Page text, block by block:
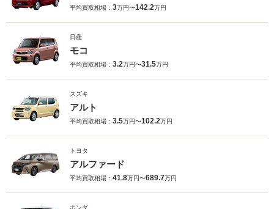
平均買取相場： 3万円〜142.2万円
日産
モコ
平均買取相場： 3.2万円〜31.5万円
スズキ
アルト
平均買取相場： 3.5万円〜102.2万円
トヨタ
アルファード
平均買取相場： 41.8万円〜689.7万円
ホンダ